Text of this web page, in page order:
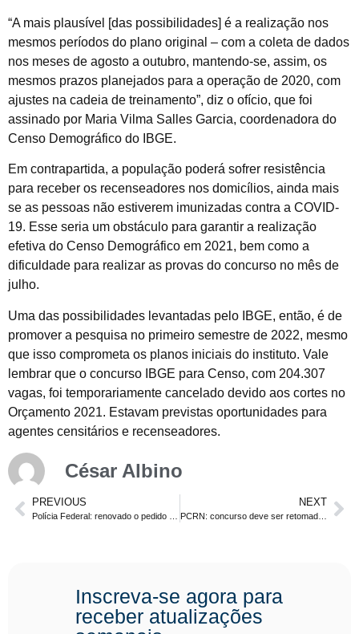
“A mais plausível [das possibilidades] é a realização nos
mesmos períodos do plano original – com a coleta de dados
nos meses de agosto a outubro, mantendo-se, assim, os
mesmos prazos planejados para a operação de 2020, com
ajustes na cadeia de treinamento”, diz o ofício, que foi
assinado por Maria Vilma Salles Garcia, coordenadora do
Censo Demográfico do IBGE.
Em contrapartida, a população poderá sofrer resistência
para receber os recenseadores nos domicílios, ainda mais
se as pessoas não estiverem imunizadas contra a COVID-
19. Esse seria um obstáculo para garantir a realização
efetiva do Censo Demográfico em 2021, bem como a
dificuldade para realizar as provas do concurso no mês de
julho.
Uma das possibilidades levantadas pelo IBGE, então, é de
promover a pesquisa no primeiro semestre de 2022, mesmo
que isso comprometa os planos iniciais do instituto. Vale
lembrar que o concurso IBGE para Censo, com 204.307
vagas, foi temporariamente cancelado devido aos cortes no
Orçamento 2021. Estavam previstas oportunidades para
agentes censitários e recenseadores.
César Albino
PREVIOUS NEXT
PCRN: concurso deve ser retomado no segundo semestre
Inscreva-se agora para
receber atualizações